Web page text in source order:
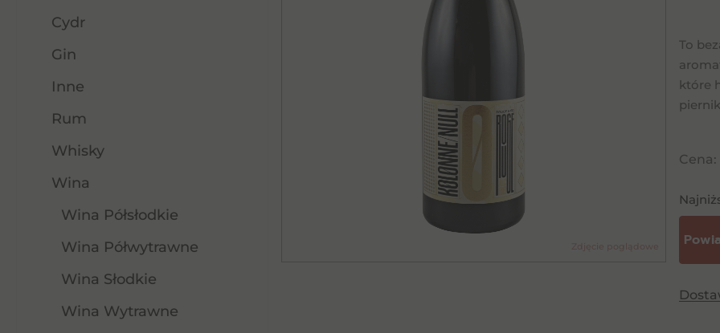
Cydr
Gin
Inne
Rum
Whisky
Wina
Wina Półsłodkie
Wina Półwytrawne
Wina Słodkie
Wina Wytrawne
To
które
Cena: